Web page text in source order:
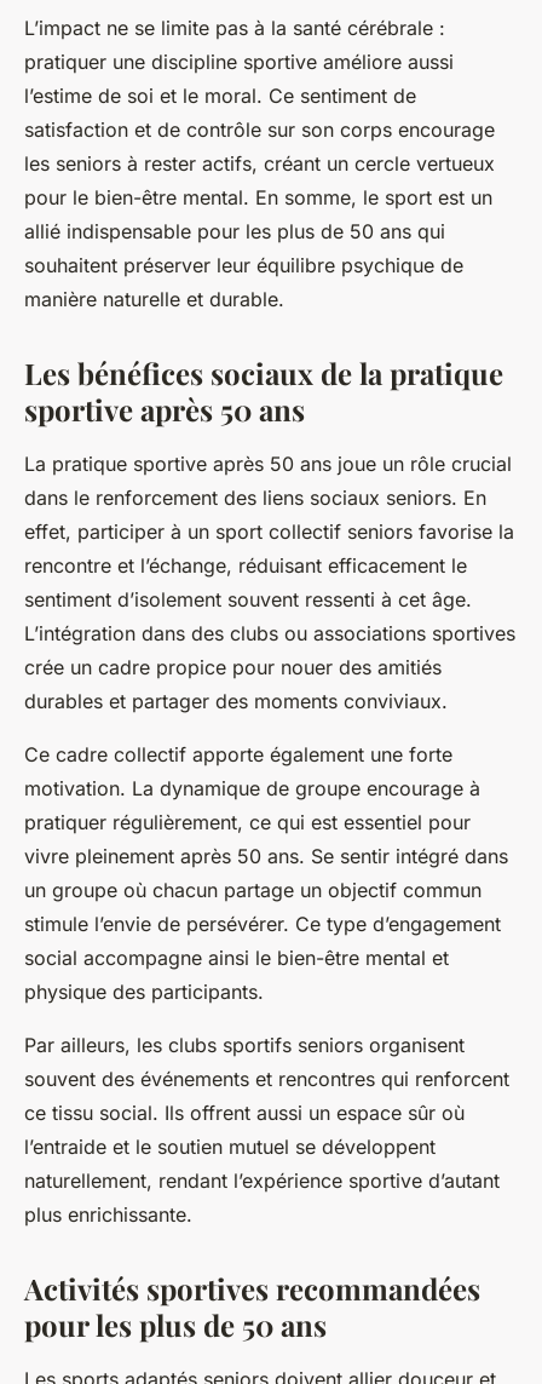
L’impact ne se limite pas à la santé cérébrale :
pratiquer une discipline sportive améliore aussi
l’estime de soi et le moral. Ce sentiment de
satisfaction et de contrôle sur son corps encourage
les seniors à rester actifs, créant un cercle vertueux
pour le bien-être mental. En somme, le sport est un
allié indispensable pour les plus de 50 ans qui
souhaitent préserver leur équilibre psychique de
manière naturelle et durable.
Les bénéfices sociaux de la pratique
sportive après 50 ans
La pratique sportive après 50 ans joue un rôle crucial
dans le renforcement des liens sociaux seniors. En
effet, participer à un sport collectif seniors favorise la
rencontre et l’échange, réduisant efficacement le
sentiment d’isolement souvent ressenti à cet âge.
L’intégration dans des clubs ou associations sportives
crée un cadre propice pour nouer des amitiés
durables et partager des moments conviviaux.
Ce cadre collectif apporte également une forte
motivation. La dynamique de groupe encourage à
pratiquer régulièrement, ce qui est essentiel pour
vivre pleinement après 50 ans. Se sentir intégré dans
un groupe où chacun partage un objectif commun
stimule l’envie de persévérer. Ce type d’engagement
social accompagne ainsi le bien-être mental et
physique des participants.
Par ailleurs, les clubs sportifs seniors organisent
souvent des événements et rencontres qui renforcent
ce tissu social. Ils offrent aussi un espace sûr où
l’entraide et le soutien mutuel se développent
naturellement, rendant l’expérience sportive d’autant
plus enrichissante.
Activités sportives recommandées
pour les plus de 50 ans